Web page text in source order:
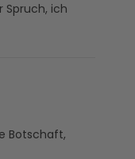
Spruch, ich
Botschaft,